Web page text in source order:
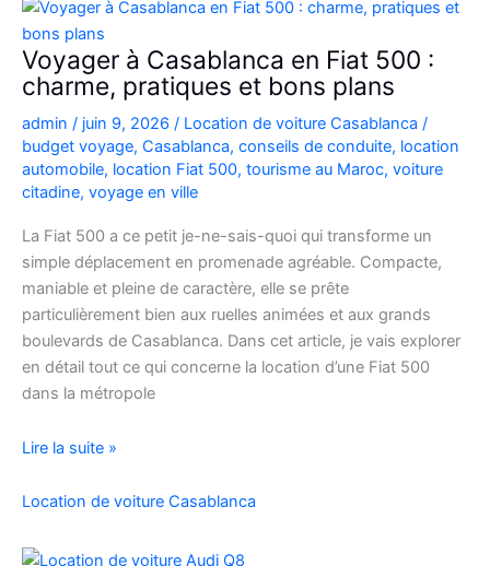
Picanto
à
Casablanca
vos
déplacements
Voyager à Casablanca en Fiat 500 :
charme, pratiques et bons plans
admin / juin 9, 2026 / Location de voiture Casablanca /
budget voyage, Casablanca, conseils de conduite, location
automobile, location Fiat 500, tourisme au Maroc, voiture
citadine, voyage en ville
La Fiat 500 a ce petit je-ne-sais-quoi qui transforme un
simple déplacement en promenade agréable. Compacte,
maniable et pleine de caractère, elle se prête
particulièrement bien aux ruelles animées et aux grands
boulevards de Casablanca. Dans cet article, je vais explorer
en détail tout ce qui concerne la location d’une Fiat 500
dans la métropole
Voyager
Casablanca
Fiat
Lire la suite »
Location de voiture Casablanca